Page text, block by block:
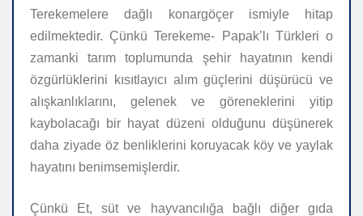
Terekemelere dağlı konargöçer ismiyle hitap
edilmektedir. Çünkü Terekeme- Papak’lı Türkleri o
zamanki tarım toplumunda şehir hayatının kendi
özgürlüklerini kısıtlayıcı alım güçlerini düşürücü ve
alışkanlıklarını, gelenek ve göreneklerini yitip
kaybolacağı bir hayat düzeni olduğunu düşünerek
daha ziyade öz benliklerini koruyacak köy ve yaylak
hayatını benimsemişlerdir.
Çünkü Et, süt ve hayvancılığa bağlı diğer gıda